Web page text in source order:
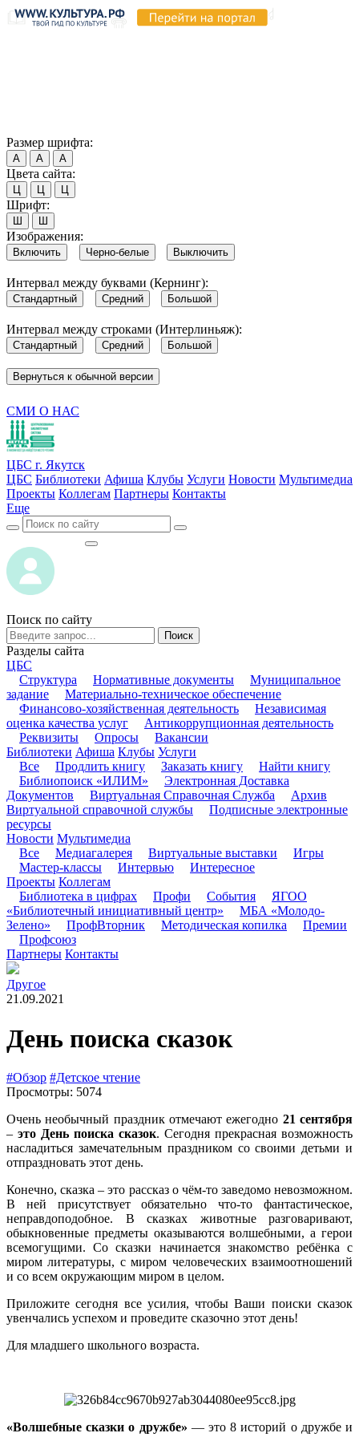
Размер шрифта:
А А А
Цвета сайта:
Ц Ц Ц
Шрифт:
Ш Ш
Изображения:
Включить Черно-белые Выключить
Интервал между буквами (Кернинг):
Стандартный Средний Большой
Интервал между строками (Интерлиньяж):
Стандартный Средний Большой
Вернуться к обычной версии
СМИ О НАС
ЦБС г. Якутск
ЦБС Библиотеки Афиша Клубы Услуги Новости Мультимедиа
Проекты Коллегам Партнеры Контакты
Еще
Поиск по сайту
Поиск
Разделы сайта
ЦБС
Структура
Нормативные документы
Муниципальное
задание
Материально-техническое обеспечение
Финансово-хозяйственная деятельность
Независимая
оценка качества услуг
Антикоррупционная деятельность
Реквизиты
Опросы
Вакансии
Библиотеки Афиша Клубы Услуги
Все
Продлить книгу Заказать книгу
Найти книгу
Библиопоиск «ИЛИМ»
Электронная Доставка
Документов
Виртуальная Справочная Служба
Архив
Виртуальной справочной службы
Подписные электронные
ресурсы
Новости Мультимедиа
Все
Медиагалерея Виртуальные выставки
Игры
Мастер-классы
Интервью
Интересное
Проекты Коллегам
Библиотека в цифрах
Профи События
ЯГОО
«Библиотечный инициативный центр»
МБА «Молодо-
Зелено»
ПрофВторник Методическая копилка
Премии
Профсоюз
Партнеры Контакты
Другое
21.09.2021
День поиска сказок
#Обзор #Детское чтение
Просмотры: 5074
Очень необычный праздник отмечают ежегодно 21 сентября
– это День поиска сказок. Сегодня прекрасная возможность
насладиться замечательным праздником со своими детьми и
отпраздновать этот день.
Конечно, сказка – это рассказ о чём-то заведомо невозможном.
В ней присутствует обязательно что-то фантастическое,
неправдоподобное. В сказках животные разговаривают,
обыкновенные предметы оказываются волшебными, а герои
всемогущими. Со сказки начинается знакомство ребёнка с
миром литературы, с миром человеческих взаимоотношений
и со всем окружающим миром в целом.
Приложите сегодня все усилия, чтобы Ваши поиски сказок
увенчались успехом и проведите сказочно этот день!
Для младшего школьного возраста.
«Волшебные сказки о дружбе» — это 8 историй о дружбе и